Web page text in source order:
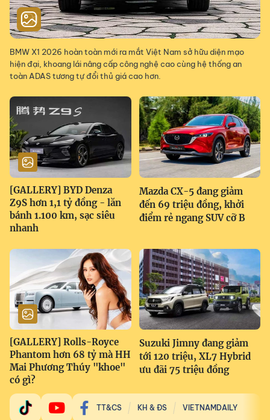
BMW X1 2026 hoàn toàn mới ra mắt Việt Nam sở hữu diện mạo
hiện đại, khoang lái nâng cấp công nghệ cao cùng hệ thống an
toàn ADAS tương tự đổi thủ giá cao hơn.
[GALLERY] BYD Denza
Z9S hơn 1,1 tỷ đồng - lăn
bánh 1.100 km, sạc siêu
nhanh
Mazda CX-5 đang giảm
đến 69 triệu đồng, khởi
điểm rẻ ngang SUV cỡ B
[GALLERY] Rolls-Royce
Phantom hơn 68 tỷ mà HH
Mai Phương Thúy "khoe"
có gì?
Suzuki Jimny đang giảm
tới 120 triệu, XL7 Hybrid
ưu đãi 75 triệu đồng
TT&CS KH & ĐS VIETNAMDAILY